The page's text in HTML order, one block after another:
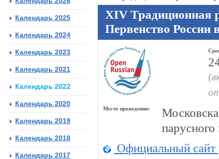
XIV Традиционная
Первенство России
Место проведения:
Официальный сайт
Календарь 2025
Календарь 2024
Календарь 2023
Календарь 2021
Календарь 2022
Календарь 2020
Календарь 2019
Календарь 2018
Календарь 2017